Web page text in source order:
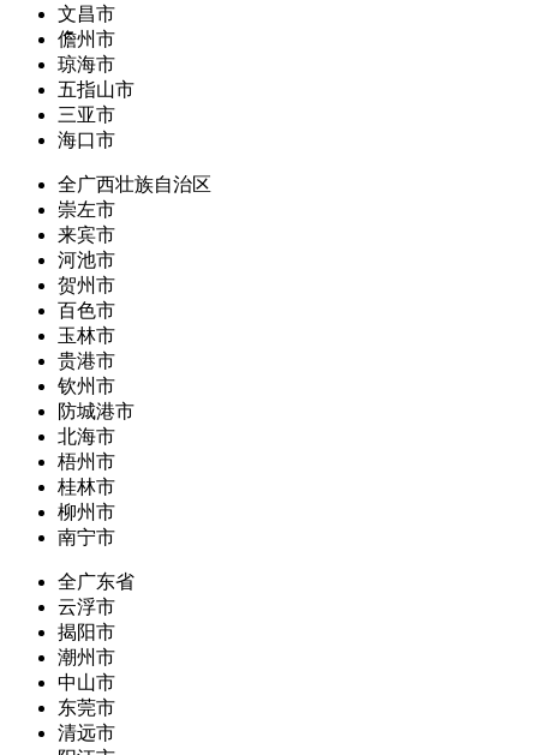
文昌市
儋州市
琼海市
五指山市
三亚市
海口市
全广西壮族自治区
崇左市
来宾市
河池市
贺州市
百色市
玉林市
贵港市
钦州市
防城港市
北海市
梧州市
桂林市
柳州市
南宁市
全广东省
云浮市
揭阳市
潮州市
中山市
东莞市
清远市